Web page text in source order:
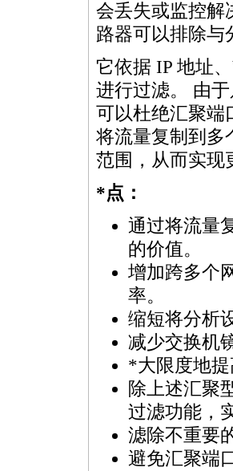
会丢失或监控解
路器可以排除与
它依据 IP 地址
进行过滤。 由
可以杜绝汇聚端
将流量复制到多
范围，从而实现
*点：
通过将流量
的价值。
增加跨多个
率。
缩短将分析
减少交换机
*大限度地
除上述汇聚
过滤功能，
滤除不重要
避免汇聚端